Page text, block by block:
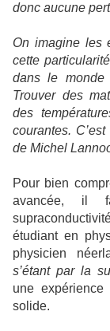
donc aucune
On imagine les
cette
dans le
Trouver des
des
courantes.
de Michel
Pour bien
avancée, il
étudiant en
physicien
s’étant par la
une
solide.